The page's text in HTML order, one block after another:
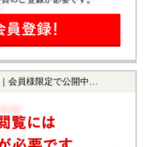
員様限定で公開中！】